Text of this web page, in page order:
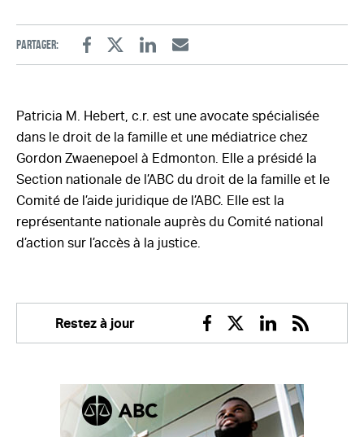
Partager:
FacebookTwitterLinkedinEmail
Patricia M. Hebert, c.r. est une avocate spécialisée
dans le droit de la famille et une médiatrice chez
Gordon Zwaenepoel à Edmonton. Elle a présidé la
Section nationale de l’ABC du droit de la famille et le
Comité de l’aide juridique de l’ABC. Elle est la
représentante nationale auprès du Comité national
d’action sur l’accès à la justice.
Restez à jour
Facebook
TwitterLinkedin
RSS